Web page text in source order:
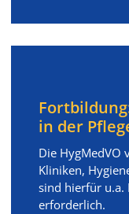
in der
Die
Kliniken,
sind hierfür u.a.
erforderlich.